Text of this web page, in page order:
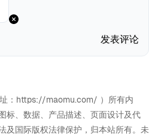
发表评论
：https://maomu.com/ ）所有内
标、数据、产品描述、页面设计及代
及国际版权法律保护，归本站所有。未